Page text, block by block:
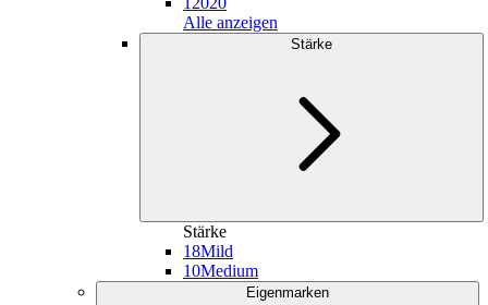
Alle anzeigen
Stärke
Stärke
18Mild
10Medium
Eigenmarken